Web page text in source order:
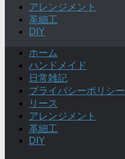
アレンジメント
革細工
DIY
ホーム
ハンドメイド
日常雑記
プライバシーポリシー
リース
アレンジメント
革細工
DIY